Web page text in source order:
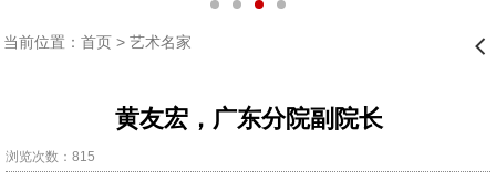
当前位置： 首页> 艺术名家 󰊒
黄友宏，广东分院副院长
浏览次数：815